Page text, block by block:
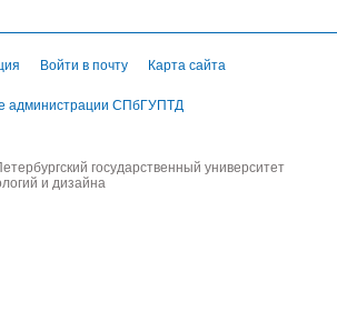
Войти в почту Карта сайта
администрации СПбГУПТД
государственный университет
и дизайна